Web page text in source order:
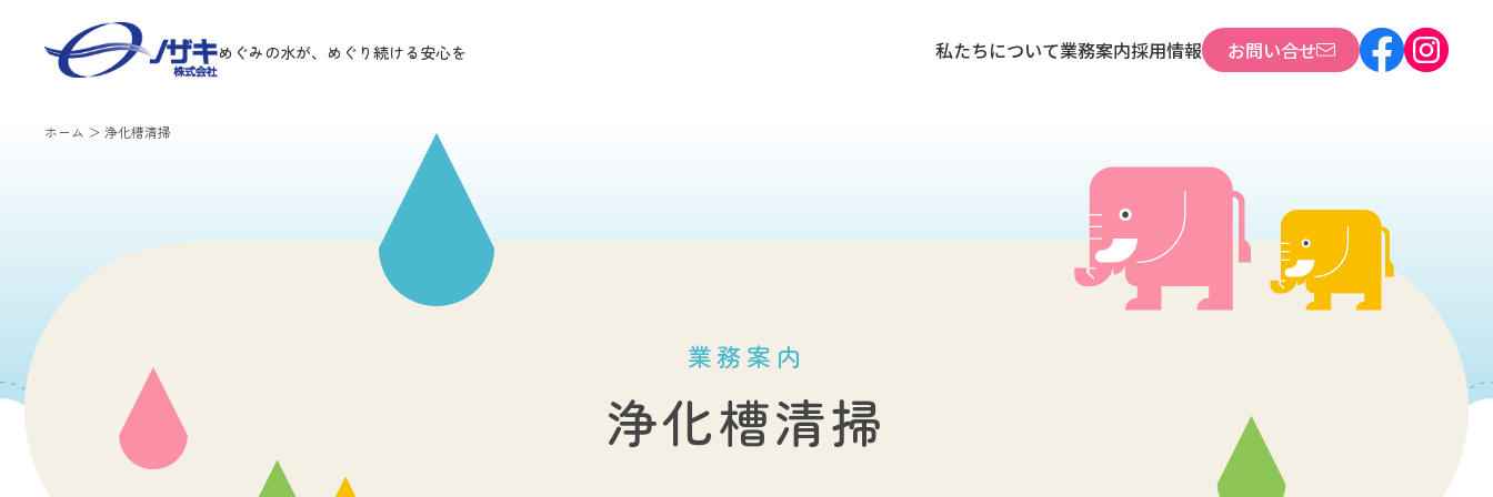
めぐみの水が、めぐり続ける安心を 私たちについて
私たちについて業務案内
業務案内採用情報
採用情報 お問い合せ
お問い合せ
ホーム ＞ 浄化槽清掃
業務案内
浄化槽清掃